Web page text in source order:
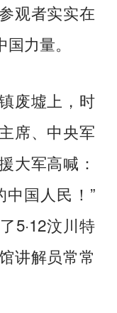
观者实实在
力量。
废墟上，时
席、中央军
大军高喊：
中国人民！”
5·12汶川特
讲解员常常